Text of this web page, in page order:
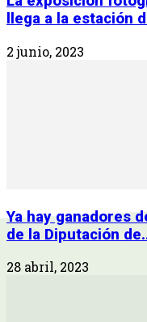
llega a la estación
2 junio, 2023
Ya hay ganadores
de la Diputación
28 abril, 2023